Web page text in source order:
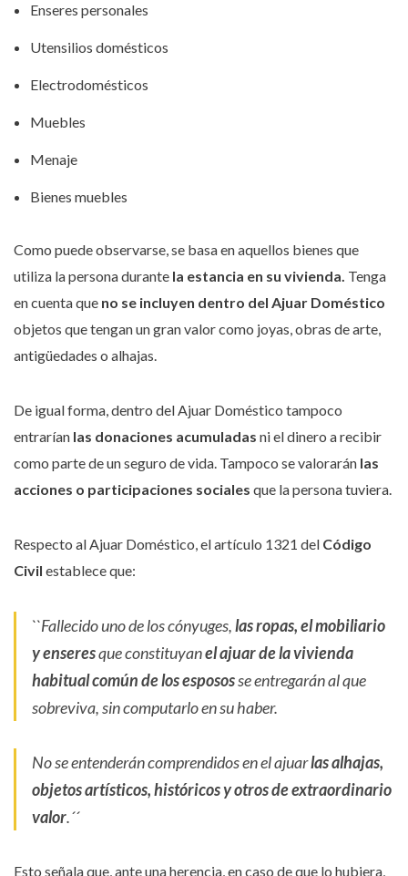
Enseres personales
Utensilios domésticos
Electrodomésticos
Muebles
Menaje
Bienes muebles
Como puede observarse, se basa en aquellos bienes que
utiliza la persona durante la estancia en su vivienda. Tenga
en cuenta que no se incluyen dentro del Ajuar Doméstico
objetos que tengan un gran valor como joyas, obras de arte,
antigüedades o alhajas.
De igual forma, dentro del Ajuar Doméstico tampoco
entrarían las donaciones acumuladas ni el dinero a recibir
como parte de un seguro de vida. Tampoco se valorarán las
acciones o participaciones sociales que la persona tuviera.
Respecto al Ajuar Doméstico, el artículo 1321 del Código
Civil establece que:
``Fallecido uno de los cónyuges,las ropas, el mobiliario
y enseresque constituyanel ajuar de la vivienda
habitual común de los espososse entregarán al que
sobreviva, sin computarlo en su haber.
No se entenderán comprendidos en el ajuarlas alhajas,
objetos artísticos, históricos y otros de extraordinario
valor.´´
Esto señala que, ante una herencia, en caso de que lo hubiera,